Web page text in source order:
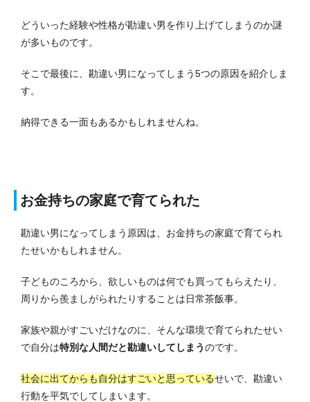
どういった経験や性格が勘違い男を作り上げてしまうのか謎
が多いものです。
そこで最後に、勘違い男になってしまう5つの原因を紹介しま
す。
納得できる一面もあるかもしれませんね。
お金持ちの家庭で育てられた
勘違い男になってしまう原因は、お金持ちの家庭で育てられ
たせいかもしれません。
子どものころから、欲しいものは何でも買ってもらえたり、
周りから羨ましがられたりすることは日常茶飯事。
家族や親がすごいだけなのに、そんな環境で育てられたせい
で自分は特別な人間だと勘違いしてしまうのです。
社会に出てからも自分はすごいと思っているせいで、勘違い
行動を平気でしてしまいます。